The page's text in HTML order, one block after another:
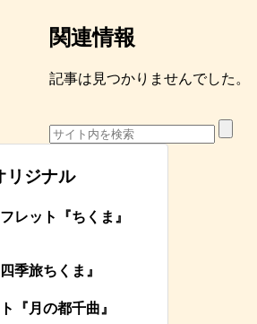
関連情報
記事は見つかりませんでした。
リジナル
レット 『ちくま 』
季旅ちくま』
『月の都千曲 』